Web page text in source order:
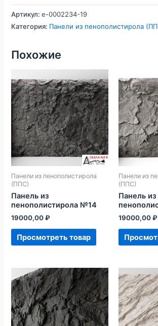
Артикул:e-0002234-19
Категория: Панели из пенополистирола
Похожие
Панели из пенополистирола
(ППС)
Панель из
пенополистирола №14
19000,00₽
Просмотреть товар
Панели из
(ППС)
Панель из
19000,00₽